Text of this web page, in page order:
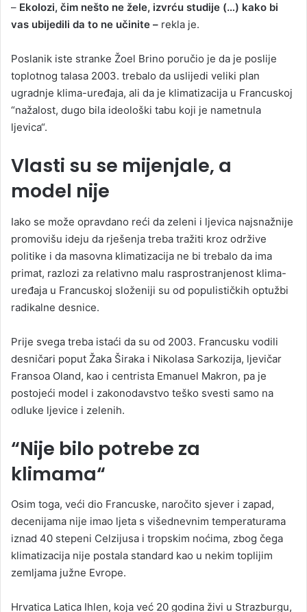
– Ekolozi, čim nešto ne žele, izvrću studije (…) kako bi
vas ubijedili da to ne učinite – rekla je.
Poslanik iste stranke Žoel Brino poručio je da je poslije
toplotnog talasa 2003. trebalo da uslijedi veliki plan
ugradnje klima-uređaja, ali da je klimatizacija u Francuskoj
“nažalost, dugo bila ideološki tabu koji je nametnula
ljevica“.
Vlasti su se mijenjale, a
model nije
Iako se može opravdano reći da zeleni i ljevica najsnažnije
promovišu ideju da rješenja treba tražiti kroz održive
politike i da masovna klimatizacija ne bi trebalo da ima
primat, razlozi za relativno malu rasprostranjenost klima-
uređaja u Francuskoj složeniji su od populističkih optužbi
radikalne desnice.
Prije svega treba istaći da su od 2003. Francusku vodili
desničari poput Žaka Širaka i Nikolasa Sarkozija, ljevičar
Fransoa Oland, kao i centrista Emanuel Makron, pa je
postojeći model i zakonodavstvo teško svesti samo na
odluke ljevice i zelenih.
“Nije bilo potrebe za
klimama“
Osim toga, veći dio Francuske, naročito sjever i zapad,
decenijama nije imao ljeta s višednevnim temperaturama
iznad 40 stepeni Celzijusa i tropskim noćima, zbog čega
klimatizacija nije postala standard kao u nekim toplijim
zemljama južne Evrope.
Hrvatica Latica Ihlen, koja već 20 godina živi u Strazburgu,